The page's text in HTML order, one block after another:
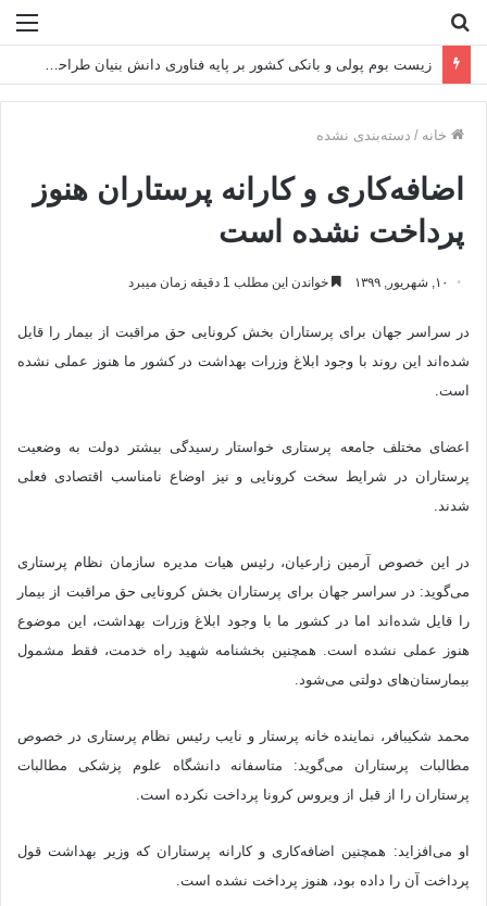
زیست بوم پولی و بانکی کشور بر پایه فناوری دانش بنیان طراحی می شود
خانه / دسته‌بندی نشده
اضافه‌کاری و کارانه پرستاران هنوز
پرداخت نشده است
۱۰, شهریور, ۱۳۹۹ خواندن این مطلب 1 دقیقه زمان میبرد
در سراسر جهان برای پرستاران بخش کرونایی حق مراقبت از بیمار را قایل
شده‌اند این روند با وجود ابلاغ وزرات بهداشت در کشور ما هنوز عملی نشده
است.
اعضای مختلف جامعه پرستاری خواستار رسیدگی بیشتر دولت به وضعیت
پرستاران در شرایط سخت کرونایی و نیز اوضاع نامناسب اقتصادی فعلی
شدند.
در این خصوص آرمین زارعیان، رئیس هیات مدیره سازمان نظام پرستاری
می‌گوید: در سراسر جهان برای پرستاران بخش کرونایی حق مراقبت از بیمار
را قایل شده‌اند اما در کشور ما با وجود ابلاغ وزرات بهداشت، این موضوع
هنوز عملی نشده است. همچنین بخشنامه شهید راه خدمت، فقط مشمول
بیمارستان‌های دولتی می‌شود.
محمد شکیبافر، نماینده خانه پرستار و نایب رئیس نظام پرستاری در خصوص
مطالبات پرستاران می‌گوید: متاسفانه دانشگاه علوم پزشکی مطالبات
پرستاران را از قبل از ویروس کرونا پرداخت نکرده است.
او می‌افزاید: همچنین اضافه‌کاری و کارانه پرستاران که وزیر بهداشت قول
پرداخت آن را داده بود، هنوز پرداخت نشده است.